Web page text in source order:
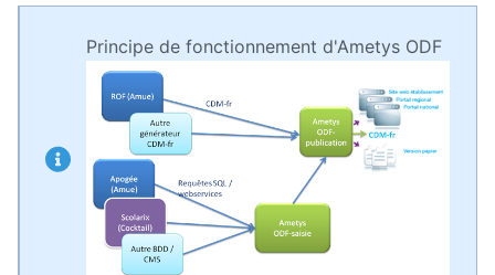
ODF
Saisir et
compléter
son offre
dans
Ametys
Enrichir
Principe de fonctionnement d'Ametys ODF